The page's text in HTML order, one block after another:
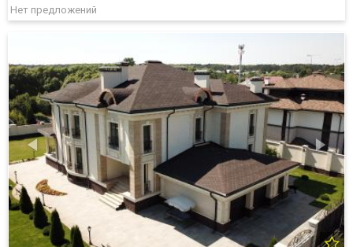
Нет предложений